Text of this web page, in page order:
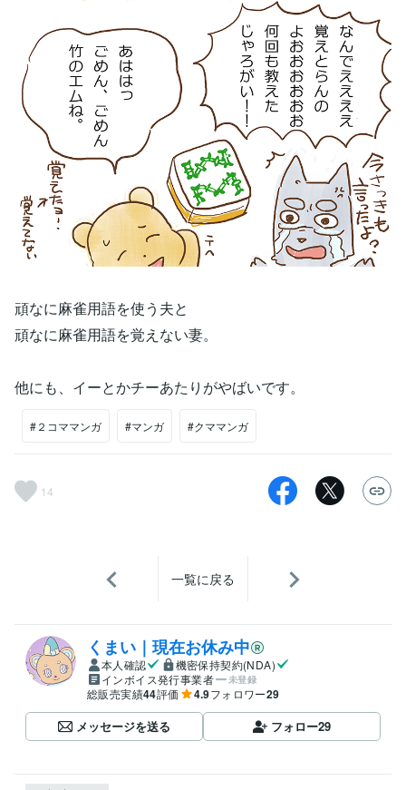
頑なに麻雀用語を使う夫と
頑なに麻雀用語を覚えない妻。
他にも、イーとかチーあたりがやばいです。
#２コママンガ #マンガ #クママンガ
14
一覧に戻る
くまい｜現在お休み中
本人確認
機密保持契約(NDA)
インボイス発行事業者
未登録
総販売実績44評価 4.9フォロワー29
メッセージを送る フォロー29